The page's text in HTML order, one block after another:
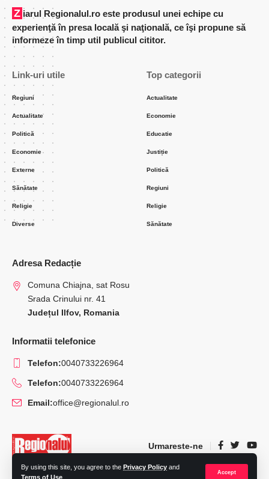
By using this site, you agree to the Privacy Policy and
Terms of Use
Accept
Ziarul Regionalul.ro este produsul unei echipe cu
experienţă în presa locală şi naţională, ce îşi propune să
informeze în timp util publicul cititor.
Link-uri utile
Regiuni
Actualitate
Politică
Economie
Externe
Sănătate
Religie
Diverse
Top categorii
Actualitate
Economie
Educatie
Justiție
Politică
Regiuni
Religie
Sănătate
Adresa Redacție
Comuna Chiajna, sat Rosu
Srada Crinului nr. 41
Județul Ilfov, Romania
Informatii telefonice
Telefon:0040733226964
Telefon:0040733226964
Email:office@regionalul.ro
Urmareste-ne